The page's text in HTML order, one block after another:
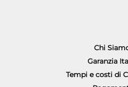
Chi
Garanzia
Tempi e costi di